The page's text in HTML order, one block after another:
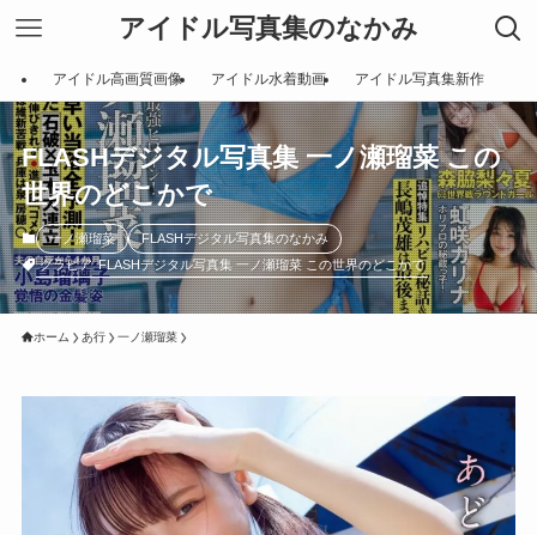
アイドル写真集のなかみ
アイドル高画質画像 アイドル水着動画 アイドル写真集新作
FLASHデジタル写真集 一ノ瀬瑠菜 この
世界のどこかで
一ノ瀬瑠菜
FLASHデジタル写真集のなかみ
グラビア FLASHデジタル写真集 一ノ瀬瑠菜 この世界のどこかで
ホーム あ行 一ノ瀬瑠菜